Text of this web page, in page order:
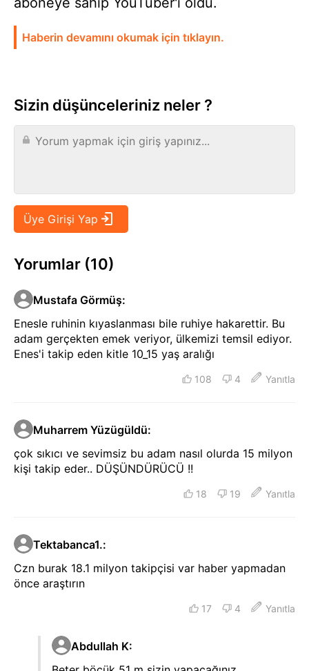
Haberin devamını okumak için tıklayın.
Sizin düşünceleriniz neler ?
Yorumlar (10)
Mustafa Görmüş:
Enesle ruhinin kıyaslanması bile ruhiye hakarettir. Bu
adam gerçekten emek veriyor, ülkemizi temsil ediyor.
Enes'i takip eden kitle 10_15 yaş aralığı
108 4 Yanıtla
Muharrem Yüzügüldü:
çok sıkıcı ve sevimsiz bu adam nasıl olurda 15 milyon
kişi takip eder.. DÜŞÜNDÜRÜCÜ !!
18 19 Yanıtla
Tektabanca1.:
Czn burak 18.1 milyon takipçisi var haber yapmadan
önce araştırın
17 4 Yanıtla
Abdullah K: